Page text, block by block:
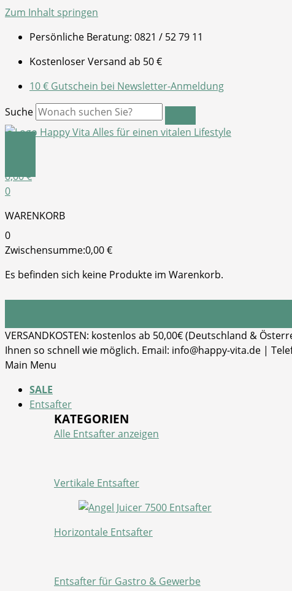
Zum Inhalt springen
Persönliche Beratung: 0821 / 52 79 11
Kostenloser Versand ab 50 €
10 € Gutschein bei Newsletter-Anmeldung
Suche
0,00€
0
WARENKORB
0
Zwischensumme:0,00€
Es befinden sich keine Produkte im Warenkorb.
VERSANDKOSTEN: kostenlos ab 50,00€ (Deutschland &
Ihnen so schnell wie möglich. Email: info@happy-vita.de |
Main Menu
SALE
Entsafter
KATEGORIEN
Alle Entsafter anzeigen
Vertikale Entsafter
Horizontale Entsafter
Entsafter für Gastro & Gewerbe